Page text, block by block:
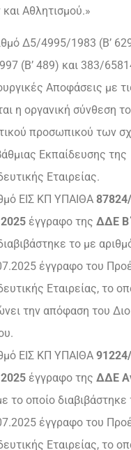
Αθλητισμού.»
Δ5/4995/1983 (Β’
(Β’ 489) και 383/
Αποφάσεις με
η οργανική σύνθεση
προσωπικού των
Εκπαίδευσης της
Εταιρείας.
ΕΙΣ ΚΠ ΥΠΑΙΘΑ 87824/
έγγραφο της ΔΔΕ
το με
έγγραφο του
Εταιρείας, το
την απόφαση του
ΕΙΣ ΚΠ ΥΠΑΙΘΑ 91224/
έγγραφο της ΔΔΕ
το οποίο
έγγραφο του
Εταιρείας, το